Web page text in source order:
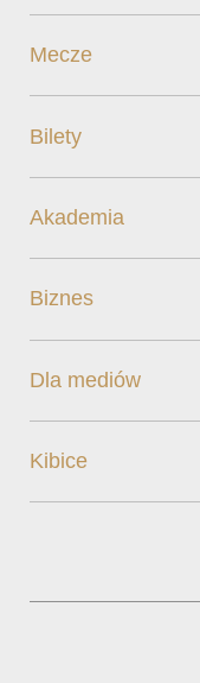
Mecze
Bilety
Akademia
Biznes
Dla mediów
Kibice